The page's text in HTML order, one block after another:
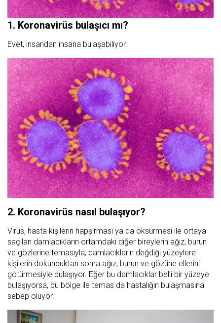
1. Koronavirüs bulaşıcı mı?
Evet, insandan insana bulaşabiliyor.
2. Koronavirüs nasıl bulaşıyor?
Virüs, hasta kişilerin hapşırması ya da öksürmesi ile ortaya
saçılan damlacıkların ortamdaki diğer bireylerin ağız, burun
ve gözlerine temasıyla; damlacıkların değdiği yüzeylere
kişilerin dokunduktan sonra ağız, burun ve gözüne ellerini
götürmesiyle bulaşıyor. Eğer bu damlacıklar belli bir yüzeye
bulaşıyorsa, bu bölge ile temas da hastalığın bulaşmasına
sebep oluyor.